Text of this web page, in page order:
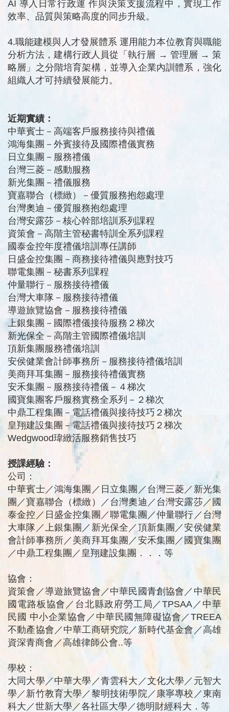
AI 導入日常行政運 作與決策支援流程中，實現工作
效率、品質與策略高度的同步升級。
4.職能建模與人才發展體系 運用能力本位教育與職能
分析方法，建構行政人員從「執行層 → 管理層 → 策
略層」之分階培育架構，並導入企業內訓體系，強化
組織人才可持續發展能力。
近期實績：
中華賓士－高端客戶服務接待與禮儀
鴻海集團－外賓接待及國際禮儀實務
日立集團－服務禮儀
台灣三菱－感動服務
新光集團－禮儀服務
寶嘉聯合（標緻）－優質服務抱怨處理
台灣奧迪－優質服務抱怨處理
台灣安露莎－核心幹部培訓系列課程
資策會－高階主管秘書特訓全系列課程
國泰金控年度禮儀培訓專任講師
日盛金控集團－商務接待禮儀與應對技巧
聯電集團－秘書系列課程
仲量聯行－服務接待禮儀
台灣大車隊－服務接待禮儀
導遊旅覽協會－服務接待禮儀
上銀集團－國際禮儀接待服務２梯次
新光保全－高階主管國際禮儀培訓
頂新集團服務禮儀培訓
安侯健業會計師事務所－服務接待禮儀培訓
美商拜耳集團－服務接待禮儀實務
安禾集團－服務接待禮儀－４梯次
國寶集團客戶服務實務全系列－２梯次
中鼎工程集團－電話禮儀與接待技巧２梯次
皇翔建設集團－電話禮儀與接待技巧２梯次
Wedgwood瑋緻活服務銷售技巧
授課經驗：
公司：
中華賓士／鴻海集團／日立集團／台灣三菱／新光集
團／寶嘉聯合（標緻）／台灣奧迪／台灣安露莎／國
泰金控／日盛金控集團／聯電集團／仲量聯行／台灣
大車隊／上銀集團／新光保全／頂新集團／安侯健業
會計師事務所／美商拜耳集團／安禾集團／國寶集團
／中鼎工程集團／皇翔建設集團．．．等
協會：
資策會／導遊旅覽協會／中華民國青創協會／中華民
國電路板協會／台北縣政府勞工局／TPSAA／中華
民國 中小企業協會／中華民國無障礙協會／TREEA
不動產協會／中華工商研究院／新時代基金會／高雄
資深青商會／高雄律師公會..等
學校：
大同大學／中華大學／青雲科大／文化大學／元智大
學／新竹教育大學／黎明技術學院／康寧專校／東南
科大／世新大學／各社區大學／德明財經科大．等